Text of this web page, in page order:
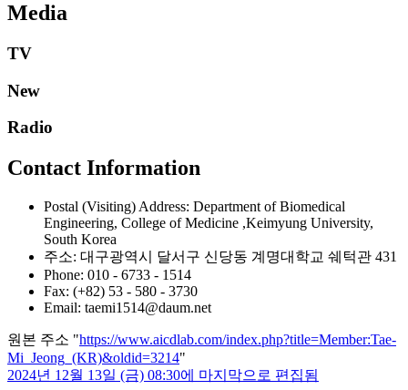
Media
TV
New
Radio
Contact Information
Postal (Visiting) Address: Department of Biomedical
Engineering, College of Medicine ,Keimyung University,
South Korea
주소: 대구광역시 달서구 신당동 계명대학교 쉐턱관 431
Phone: 010 - 6733 - 1514
Fax: (+82) 53 - 580 - 3730
Email: taemi1514@daum.net
원본 주소 "https://www.aicdlab.com/index.php?title=Member:Tae-
Mi_Jeong_(KR)&oldid=3214"
2024년 12월 13일 (금) 08:30에 마지막으로 편집됨